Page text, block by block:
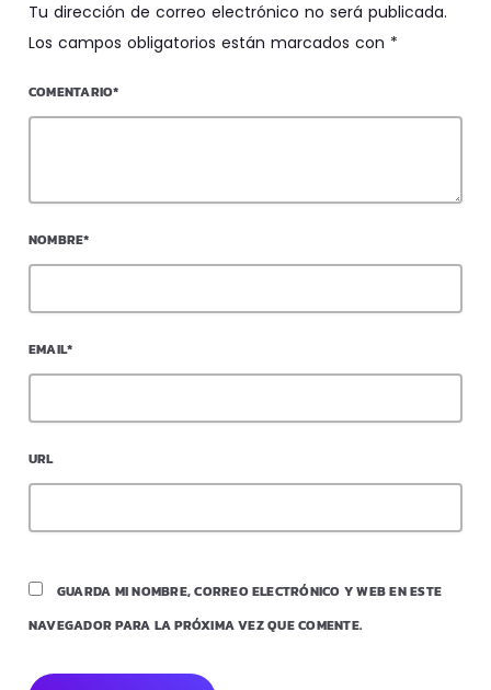
Tu dirección de correo electrónico no será publicada.
Los campos obligatorios están marcados con *
COMENTARIO*
NOMBRE*
EMAIL*
URL
GUARDA MI NOMBRE, CORREO ELECTRÓNICO Y WEB EN ESTE
NAVEGADOR PARA LA PRÓXIMA VEZ QUE COMENTE.